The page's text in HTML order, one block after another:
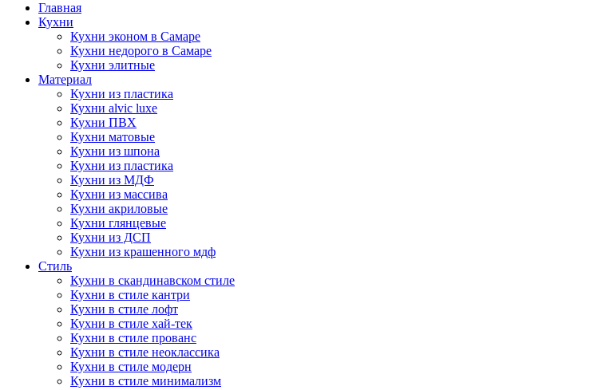
Главная
Кухни
Кухни эконом в Самаре
Кухни недорого в Самаре
Кухни элитные
Материал
Кухни из пластика
Кухни alvic luxe
Кухни ПВХ
Кухни матовые
Кухни из шпона
Кухни из пластика
Кухни из МДФ
Кухни из массива
Кухни акриловые
Кухни глянцевые
Кухни из ДСП
Кухни из крашенного мдф
Стиль
Кухни в скандинавском стиле
Кухни в стиле кантри
Кухни в стиле лофт
Кухни в стиле хай-тек
Кухни в стиле прованс
Кухни в стиле неоклассика
Кухни в стиле модерн
Кухни в стиле минимализм